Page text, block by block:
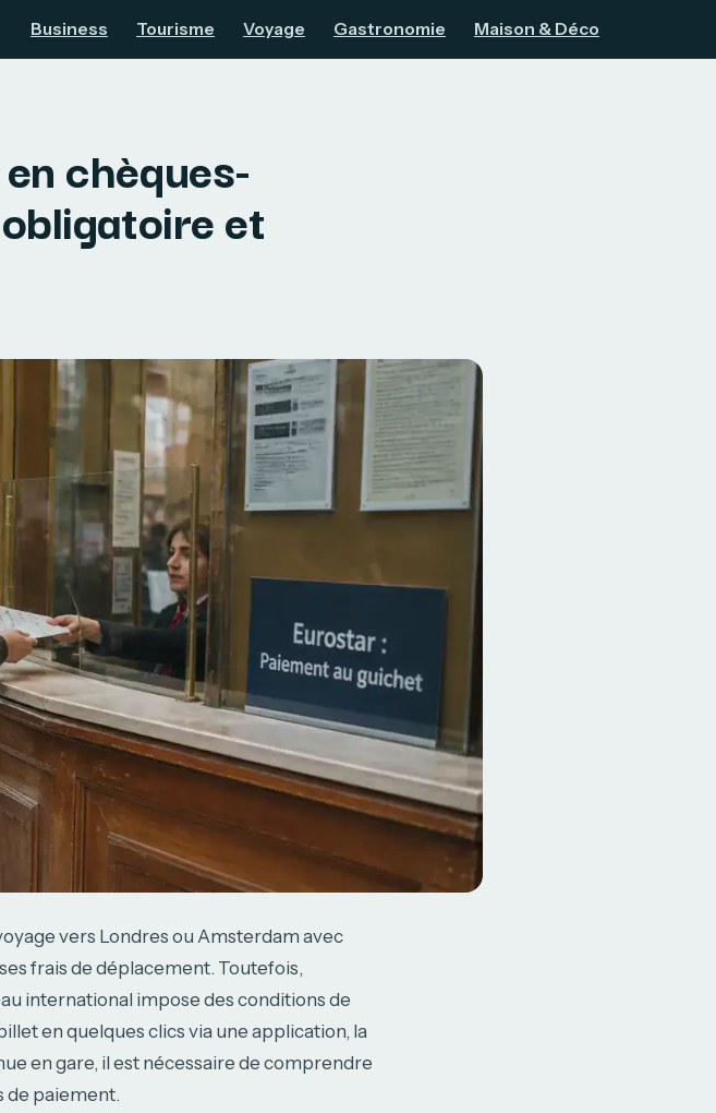
Business Tourisme Voyage Gastronomie Maison & Déco
chèques-
et
vers Londres ou Amsterdam avec
frais de déplacement. Toutefois,
international impose des conditions de
en quelques clics via une application, la
en gare, il est nécessaire de comprendre
de paiement.